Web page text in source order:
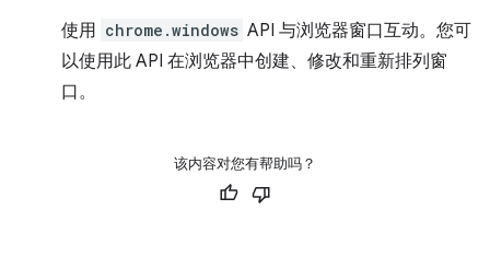
使用 chrome.windows API 与浏览器窗口互动。您可
以使用此 API 在浏览器中创建、修改和重新排列窗
口。
该内容对您有帮助吗？